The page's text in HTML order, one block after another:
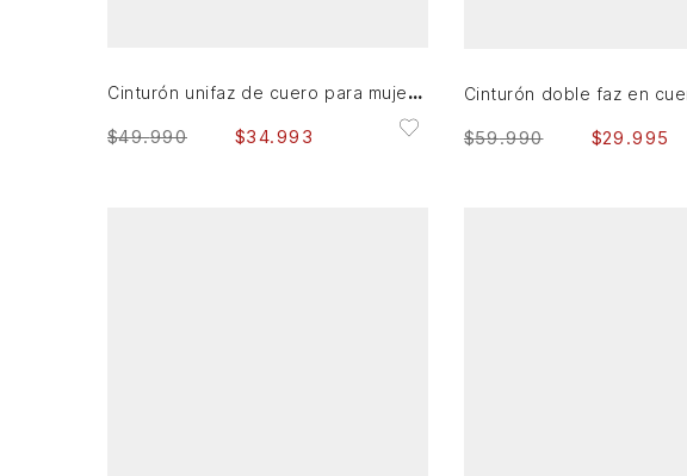
Cinturón unifaz de cuero para mujer Rio Ruka
$49.990 $34.993 $59.990 $29 .995